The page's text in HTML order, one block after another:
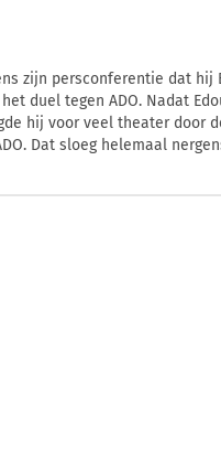
zijn persconferentie dat hij
duel tegen ADO. Nadat
hij voor veel theater door
Dat sloeg helemaal